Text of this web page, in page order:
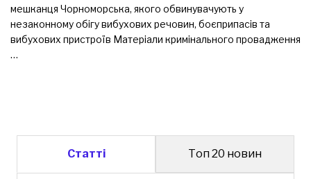
мешканця Чорноморська, якого обвинувачують у
незаконному обігу вибухових речовин, боєприпасів та
вибухових пристроїв Матеріали кримінального провадження
…
Статті Топ 20 новин